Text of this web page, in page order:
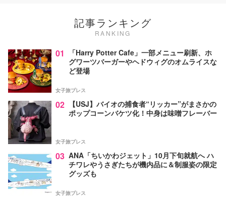
記事ランキング
RANKING
01
「Harry Potter Cafe」一部メニュー刷新、ホ
グワーツバーガーやヘドウィグのオムライスな
ど登場
女子旅プレス
02
【USJ】バイオの捕食者“リッカー”がまさかの
ポップコーンバケツ化！中身は味噌フレーバー
女子旅プレス
03 ANA「ちいかわジェット」10月下旬就航へ ハ
チワレやうさぎたちが機内品に＆制服姿の限定
グッズも
女子旅プレス